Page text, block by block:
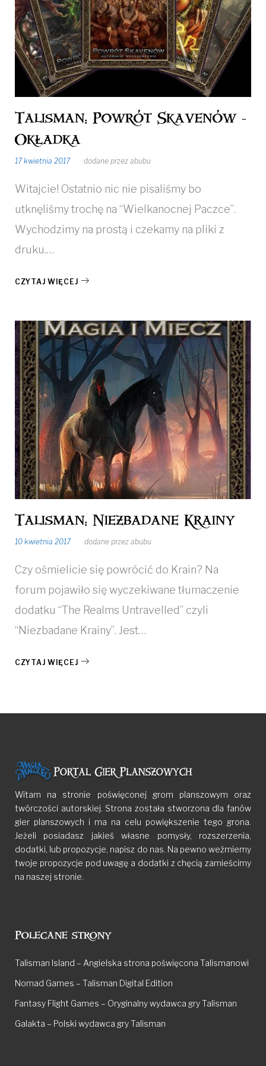
Talisman: Powrót Skavenów -
Okładka
17 kwietnia 2017 dodane przez abubu
Witajcie! Ostatnio nic nie pisaliśmy bo
utknęliśmy trochę na “Wielkanocnej Paczce”.
Wychodzimy na prostą i czekamy na pliki z
druku.…
CZYTAJ WIĘCEJ
Talisman: Niezbadane Krainy
10 kwietnia 2017 dodane przez abubu
Czy ośmielicie się powrócić do Krain? Na
forum pojawiło się wyczekiwane tłumaczenie
dodatku “The Realms Untravelled” czyli
“Niezbadane Krainy”. Jest…
CZYTAJ WIĘCEJ
Witam na stronie poświęconej grom planszowym oraz
twórczości autorskiej. Strona została stworzona dla fanów
gier planszowych i ma na celu powiększenie tego grona.
Jeżeli posiadasz jakieś własne pomysły, rozszerzenia,
dodatki, lub propozycje, napisz do nas. Na pewno weźmiemy
twoje propozycje pod uwagę a dodatki z chęcią zamieścimy
na naszej stronie.
Polecane strony
Talisman Island – Angielska strona poświęcona Talismanowi
Nomad Games – Talisman Digital Edition
Fantasy Flight Games – Oryginalny wydawca gry Talisman
Galakta – Polski wydawca gry Talisman